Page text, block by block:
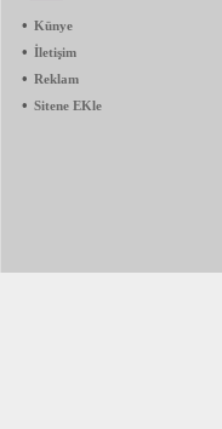
• Künye
• İletişim
• Reklam
• Sitene EKle